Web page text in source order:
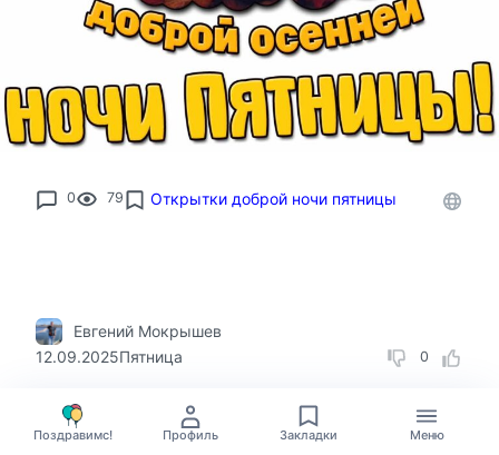
0 79 Открытки доброй ночи пятницы
0
Евгений Мокрышев
12.09.2025Пятница
осенняя картинка
Поздравимс! Профиль Закладки Меню